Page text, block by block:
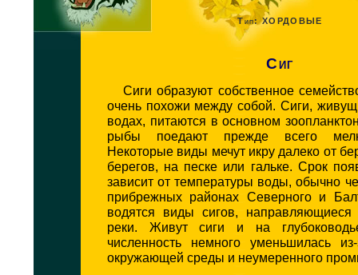
Тип: ХОРДОВЫЕ
Сиг
Сиги образуют собственное
очень похожи между собой. Сиги,
водах, питаются в основном
рыбы поедают прежде всего
Некоторые виды мечут икру далеко от
берегов, на песке или гальке. Срок
зависит от температуры воды, обычно
прибрежных районах Северного и
водятся виды сигов,
реки. Живут сиги и на
численность немного уменьшилась из-
окружающей среды и неумеренного